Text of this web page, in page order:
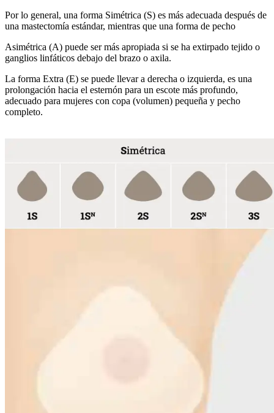
Por lo general, una forma Simétrica (S) es más adecuada después de
una mastectomía estándar, mientras que una forma de pecho
Asimétrica (A) puede ser más apropiada si se ha extirpado tejido o
ganglios linfáticos debajo del brazo o axila.
La forma Extra (E) se puede llevar a derecha o izquierda, es una
prolongación hacia el esternón para un escote más profundo,
adecuado para mujeres con copa (volumen) pequeña y pecho
completo.